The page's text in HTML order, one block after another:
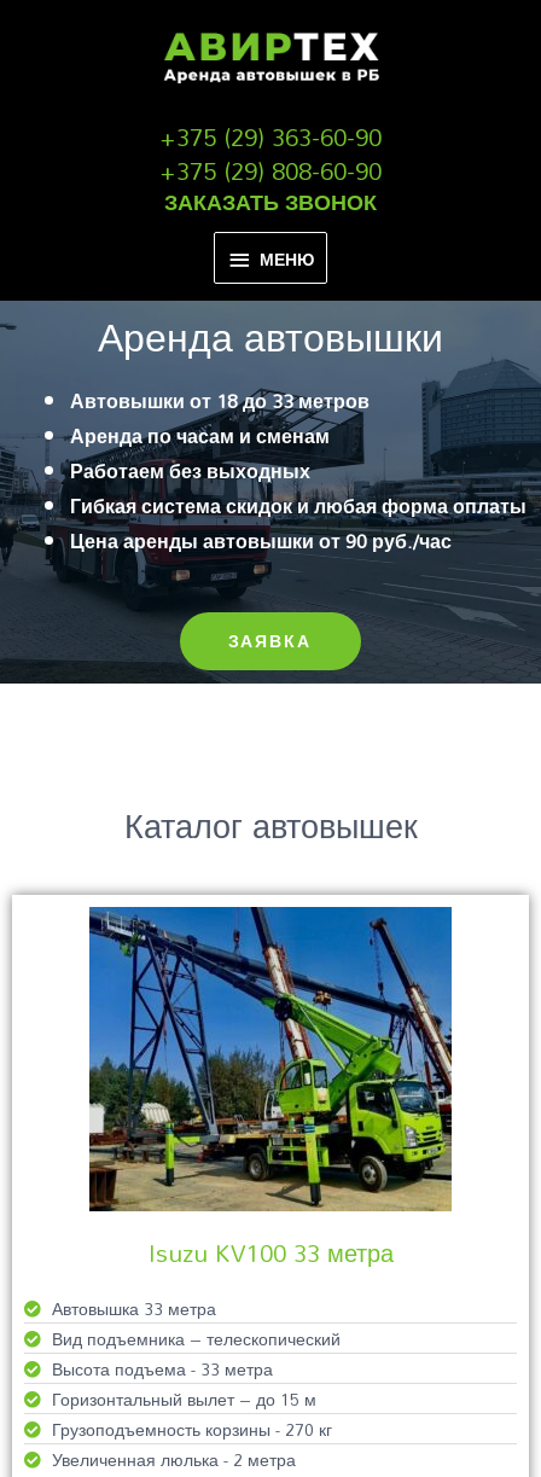
МЕНЮ
+375 (29) 363-60-90
+375 (29) 808-60-90
ЗАКАЗАТЬ ЗВОНОК
Аренда автовышки
Автовышки от 18 до 33 метров
Аренда по часам и сменам
Работаем без выходных
Гибкая система скидок и любая форма оплаты
Цена аренды автовышки от 90 руб./час
ЗАЯВКА
Каталог автовышек
Isuzu KV100 33 метра
Автовышка 33 метра
Вид подъемника – телескопический
Высота подъема - 33 метра
Горизонтальный вылет – до 15 м
Грузоподъемность корзины - 270 кг
Увеличенная люлька - 2 метра